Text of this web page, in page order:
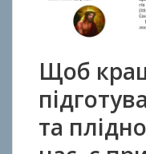
Щоб
та